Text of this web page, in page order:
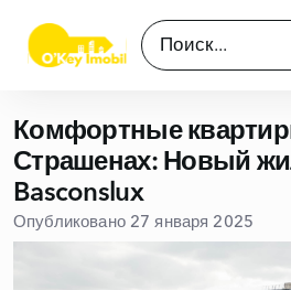
Комфортные
Страшенах: Новый
Basconslux
Опубликовано 27 января 2025